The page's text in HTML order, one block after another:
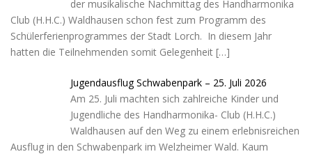
der musikalische Nachmittag des Handharmonika
Club (H.H.C.) Waldhausen schon fest zum Programm des
Schülerferienprogrammes der Stadt Lorch. In diesem Jahr
hatten die Teilnehmenden somit Gelegenheit […]
Jugendausflug Schwabenpark – 25. Juli 2026
Am 25. Juli machten sich zahlreiche Kinder und
Jugendliche des Handharmonika- Club (H.H.C.)
Waldhausen auf den Weg zu einem erlebnisreichen
Ausflug in den Schwabenpark im Welzheimer Wald. Kaum